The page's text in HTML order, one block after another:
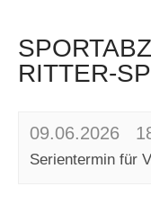
E.V.
RITTER-
09.06.2026
Serientermin für